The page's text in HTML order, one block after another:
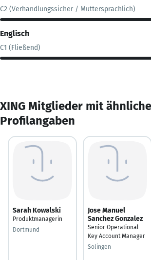
C2 (Verhandlungssicher / Muttersprachlich)
Englisch
C1 (Fließend)
XING Mitglieder mit
Profilangaben
Sarah Kowalski
Produktmanagerin
Dortmund
Jose Manuel
Sanchez Gonzalez
Senior Operational
Key Account Manager
Solingen